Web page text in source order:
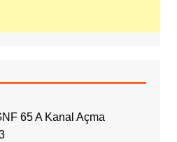
65 A Kanal Açma